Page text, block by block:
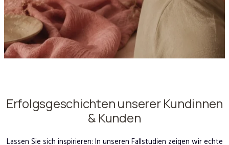
Erfolgsgeschichten unserer Kundinnen
& Kunden
Lassen Sie sich inspirieren: In unseren Fallstudien zeigen wir echte